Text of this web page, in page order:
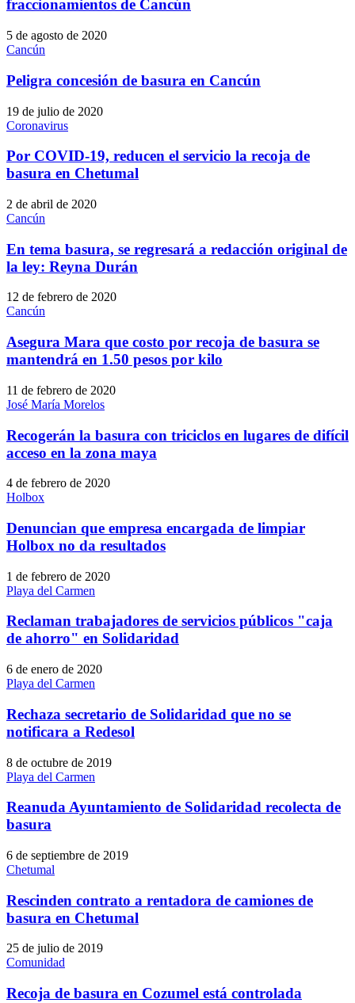
fraccionamientos de Cancún
5 de agosto de 2020
Cancún
Peligra concesión de basura en Cancún
19 de julio de 2020
Coronavirus
Por COVID-19, reducen el servicio la recoja de
basura en Chetumal
2 de abril de 2020
Cancún
En tema basura, se regresará a redacción original de
la ley: Reyna Durán
12 de febrero de 2020
Cancún
Asegura Mara que costo por recoja de basura se
mantendrá en 1.50 pesos por kilo
11 de febrero de 2020
José María Morelos
Recogerán la basura con triciclos en lugares de difícil
acceso en la zona maya
4 de febrero de 2020
Holbox
Denuncian que empresa encargada de limpiar
Holbox no da resultados
1 de febrero de 2020
Playa del Carmen
Reclaman trabajadores de servicios públicos "caja
de ahorro" en Solidaridad
6 de enero de 2020
Playa del Carmen
Rechaza secretario de Solidaridad que no se
notificara a Redesol
8 de octubre de 2019
Playa del Carmen
Reanuda Ayuntamiento de Solidaridad recolecta de
basura
6 de septiembre de 2019
Chetumal
Rescinden contrato a rentadora de camiones de
basura en Chetumal
25 de julio de 2019
Comunidad
Recoja de basura en Cozumel está controlada